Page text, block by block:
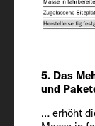
5. Das
und
… erhöht
Wheel